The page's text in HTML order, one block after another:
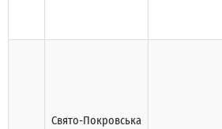
Свято-Покровська